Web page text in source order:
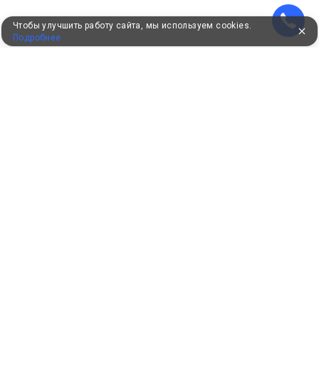
Чтобы улучшить работу сайта, мы используем cookies.
Подробнее